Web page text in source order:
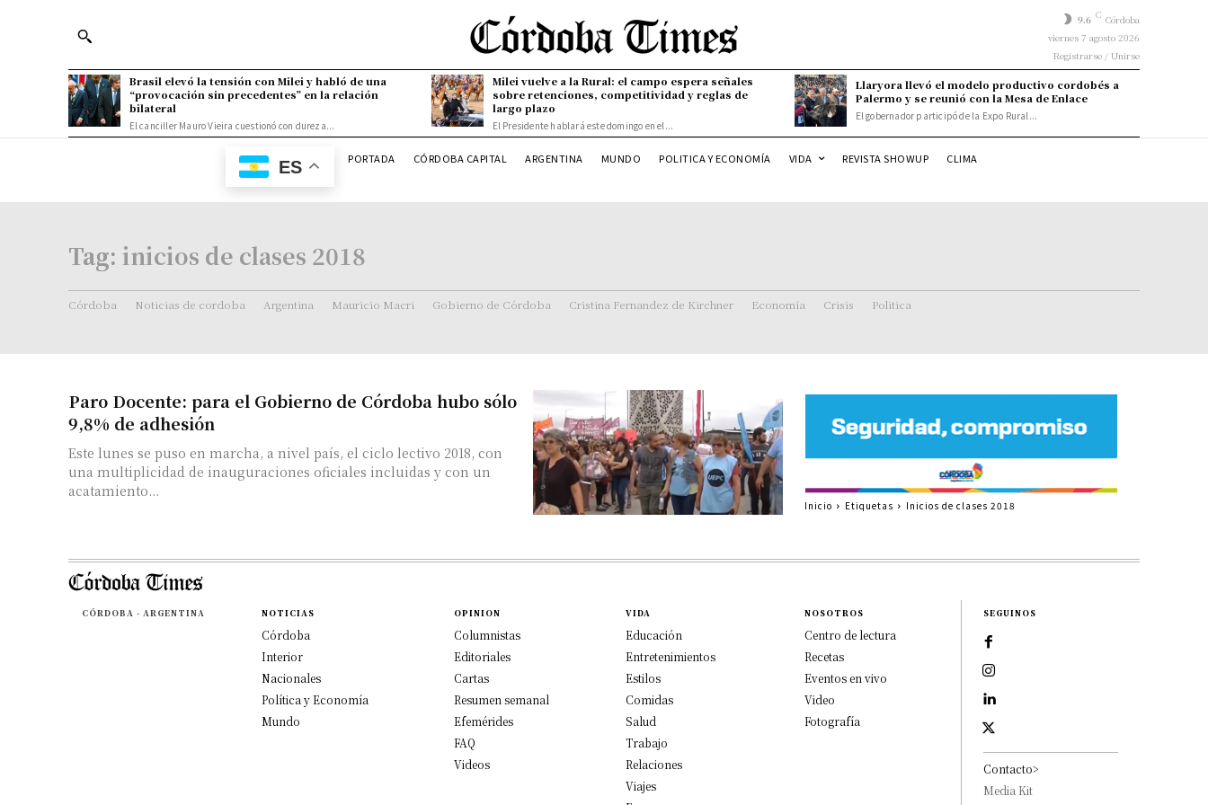
9.6 C Córdoba
viernes 7 agosto 2026
Registrarse / Unirse
Brasil elevó la tensión con Milei y habló de una
“provocación sin precedentes” en la relación
bilateral
El canciller Mauro Vieira cuestionó con dureza...
Milei vuelve a la Rural: el campo espera señales
sobre retenciones, competitividad y reglas de
largo plazo
El Presidente hablará este domingo en el...
Llaryora llevó el modelo productivo cordobés a
Palermo y se reunió con la Mesa de Enlace
El gobernador participó de la Expo Rural...
ES PORTADA CÓRDOBA CAPITAL ARGENTINA MUNDO POLITICA Y ECONOMÍA VIDA REVISTA SHOWUP CLIMA
Tag: inicios de clases 2018
Córdoba Noticias de cordoba Argentina Mauricio Macri Gobierno de Córdoba Cristina Fernandez de Kirchner Economía Crisis Politica
Paro Docente: para el Gobierno de Córdoba hubo sólo
9,8% de adhesión
Este lunes se puso en marcha, a nivel país, el ciclo lectivo 2018, con
una multiplicidad de inauguraciones oficiales incluidas y con un
acatamiento...
Inicio Etiquetas Inicios de clases 2018
CÓRDOBA - ARGENTINA NOTICIAS
Córdoba
Interior
Nacionales
Política y Economía
Mundo
OPINION
Columnistas
Editoriales
Cartas
Resumen semanal
Efemérides
FAQ
Videos
VIDA
Educación
Entretenimientos
Estilos
Comidas
Salud
Trabajo
Relaciones
Viajes
NOSOTROS
Centro de lectura
Recetas
Eventos en vivo
Video
Fotografía
SEGUINOS
Contacto>
Media Kit